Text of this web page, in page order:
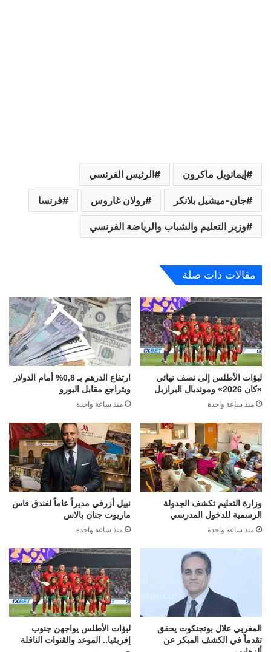
إيمانويل ماكرون الرئيس الفرنسي
جان-ميشيل بلانكر رولان غاروس فرنسا
وزير التعليم والشباب والرياضة الفرنسي
مقالات ذات صلة
لبؤات الأطلس إلى نصف نهائي
«كان 2026» ومونديال البرازيل
منذ ساعة واحدة
ارتفاع الدرهم بـ 0,8% أمام الدولار
ويتراجع مقابل اليورو
منذ ساعة واحدة
وزارة التعليم تكشف الجدولة
الرسمية للدخول المدرسي
منذ ساعة واحدة
نبيل أزرفي مديراً عاماً لفندق فاس
ماريوت جنان بالاس
منذ ساعة واحدة
المغربي علال بوتجنكوت يحقق
تقدماً في الكشف المبكر عن
لبؤات الأطلس يواجهن جنوب
إفريقيا.. الموعد والقنوات الناقلة